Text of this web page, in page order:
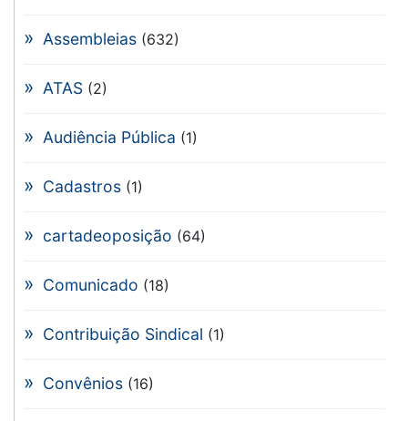
Assembleias (632)
ATAS (2)
Audiência Pública (1)
Cadastros (1)
cartadeoposição (64)
Comunicado (18)
Contribuição Sindical (1)
Convênios (16)